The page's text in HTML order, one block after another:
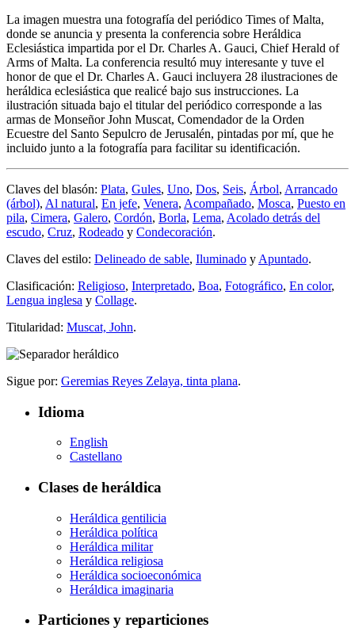
La imagen muestra una fotografía del periódico Times of Malta,
donde se anuncia y presenta la conferencia sobre Heráldica
Eclesiástica impartida por el Dr. Charles A. Gauci, Chief Herald of
Arms of Malta. La conferencia resultó muy interesante y tuve el
honor de que el Dr. Charles A. Gauci incluyera 28 ilustraciones de
heráldica eclesiástica que realicé bajo sus instrucciones. La
ilustración situada bajo el titular del periódico corresponde a las
armas de Monseñor John Muscat, Comendador de la Orden
Ecuestre del Santo Sepulcro de Jerusalén, pintadas por mí, que he
incluido junto a la fotografía para facilitar su identificación.
Claves del blasón: Plata, Gules, Uno, Dos, Seis, Árbol, Arrancado
(árbol), Al natural, En jefe, Venera, Acompañado, Mosca, Puesto en
pila, Cimera, Galero, Cordón, Borla, Lema, Acolado detrás del
escudo, Cruz, Rodeado y Condecoración.
Claves del estilo: Delineado de sable, Iluminado y Apuntado.
Clasificación: Religioso, Interpretado, Boa, Fotográfico, En color,
Lengua inglesa y Collage.
Titularidad: Muscat, John.
Sigue por: Geremias Reyes Zelaya, tinta plana.
Idioma
English
Castellano
Clases de heráldica
Heráldica gentilicia
Heráldica política
Heráldica militar
Heráldica religiosa
Heráldica socioeconómica
Heráldica imaginaria
Particiones y reparticiones